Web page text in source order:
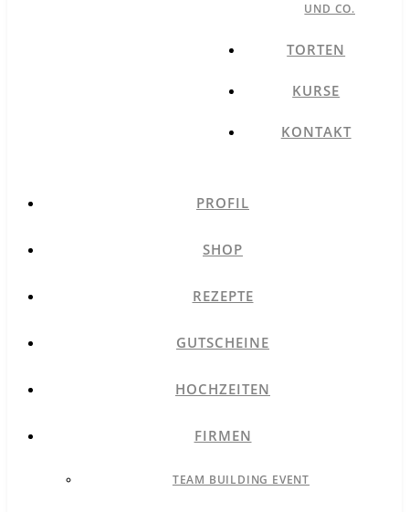
UND CO.
TORTEN
KURSE
KONTAKT
PROFIL
SHOP
REZEPTE
GUTSCHEINE
HOCHZEITEN
FIRMEN
TEAM BUILDING EVENT